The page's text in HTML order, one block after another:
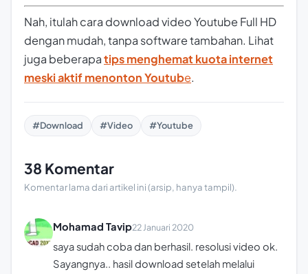
Nah, itulah cara download video Youtube Full HD
dengan mudah, tanpa software tambahan. Lihat
juga beberapatips menghemat kuota internet
meski aktif menonton Youtube.
#Download #Video #Youtube
38 Komentar
Komentar lama dari artikel ini (arsip, hanya tampil).
Mohamad Tavip22 Januari 2020
saya sudah coba dan berhasil. resolusi video ok.
Sayangnya.. hasil download setelah melalui